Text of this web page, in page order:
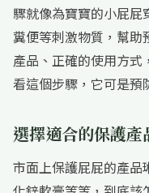
驟就像為寶寶的小屁屁
糞便等刺激物質，幫助
產品、正確的使用方
看這個步驟，它可是預
選擇適合的保護產
市面上保護屁屁的產品